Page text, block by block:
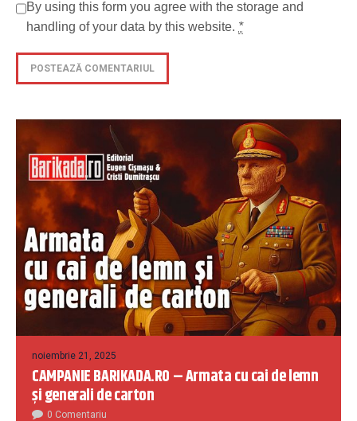
By using this form you agree with the storage and
handling of your data by this website. *
noiembrie 21, 2025
CAMPANIE BARIKADA.RO – Armata cu cai de lemn
și generali de carton
0 Comentariu